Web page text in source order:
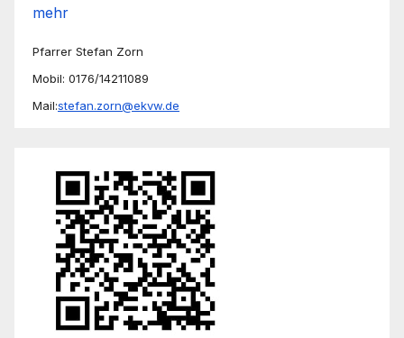
mehr
Pfarrer Stefan Zorn
Mobil: 0176/14211089
Mail:stefan.zorn@ekvw.de